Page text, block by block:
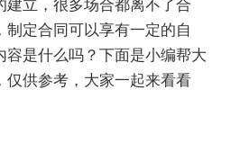
建立，很多场合都离不了合
制定合同可以享有一定的自
容是什么吗？下面是小编帮大
仅供参考，大家一起来看看